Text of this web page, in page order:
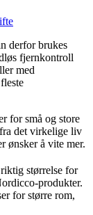
derfor brukes
fjernkontroll
med
for små og store
det virkelige liv
ønsker å vite mer.
størrelse for
produkter.
for større rom,